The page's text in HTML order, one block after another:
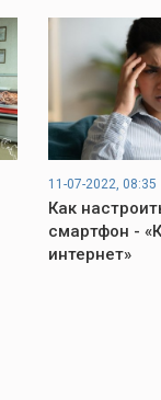
11-07-2022, 08:35
Как
смартфон -
интернет»